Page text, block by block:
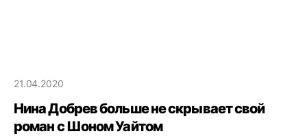
21.04.2020
Нина Добрев больше не скрывает свой
роман с Шоном Уайтом